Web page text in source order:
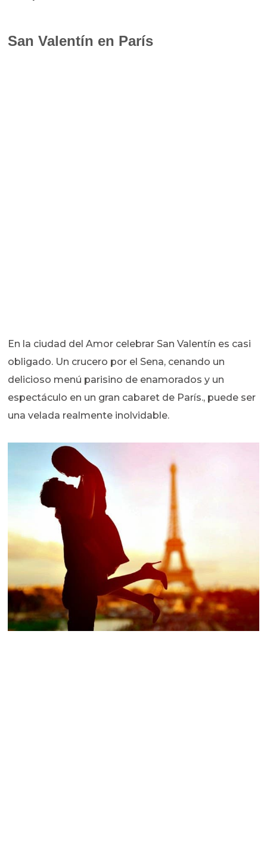
San Valentín en París
En la ciudad del Amor celebrar San Valentín es casi
obligado. Un crucero por el Sena, cenando un
delicioso menú parisino de enamorados y un
espectáculo en un gran cabaret de París., puede ser
una velada realmente inolvidable.